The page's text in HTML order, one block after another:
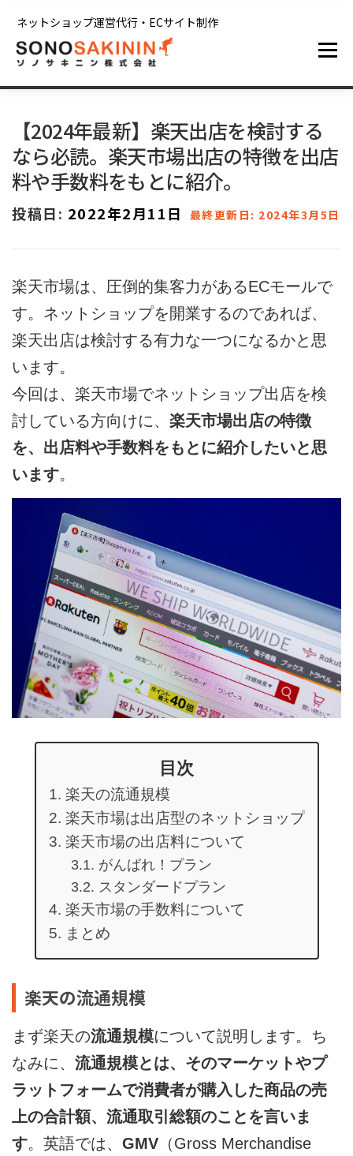
ネットショップ運営代行・ECサイト制作
メニュー
会社情報 お問い合わせ
【2024年最新】楽天出店を検討する
なら必読。楽天市場出店の特徴を出店
料や手数料をもとに紹介。
投稿日: 2022年2月11日 最終更新日: 2024年3月5日
楽天市場は、圧倒的集客力があるECモールで
す。ネットショップを開業するのであれば、
楽天出店は検討する有力な一つになるかと思
います。
今回は、楽天市場でネットショップ出店を検
討している方向けに、 楽天市場出店の特徴
を、出店料や手数料をもとに紹介したいと思
います。
目次
楽天の流通規模
楽天市場は出店型のネットショップ
楽天市場の出店料について
がんばれ！プラン
スタンダードプラン
楽天市場の手数料について
まとめ
楽天の流通規模
まず楽天の流通規模について説明します。ち
なみに、 流通規模とは、そのマーケットやプ
ラットフォームで消費者が購入した商品の売
上の合計額、流通取引総額のことを言いま
す。英語では、 GMV （Gross Merchandise